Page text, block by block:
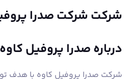
شرکت شرکت صدرا
درباره صدرا پروفیل کاوه
شرکت صدرا پروفیل کاوه با هدف